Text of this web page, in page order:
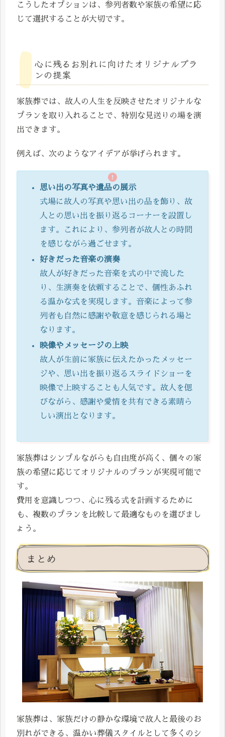
こうしたオプションは、参列者数や家族の希望に応
じて選択することが大切です。
心に残るお別れに向けたオリジナルプラ
ンの提案
家族葬では、故人の人生を反映させたオリジナルな
プランを取り入れることで、特別な見送りの場を演
出できます。
例えば、次のようなアイデアが挙げられます。
思い出の写真や遺品の展示
式場に故人の写真や思い出の品を飾り、故
人との思い出を振り返るコーナーを設置し
ます。これにより、参列者が故人との時間
を感じながら過ごせます。
好きだった音楽の演奏
故人が好きだった音楽を式の中で流した
り、生演奏を依頼することで、個性あふれ
る温かな式を実現します。音楽によって参
列者も自然に感謝や敬意を感じられる場と
なります。
映像やメッセージの上映
故人が生前に家族に伝えたかったメッセー
ジや、思い出を振り返るスライドショーを
映像で上映することも人気です。故人を偲
びながら、感謝や愛情を共有できる素晴ら
しい演出となります。
家族葬はシンプルながらも自由度が高く、個々の家
族の希望に応じてオリジナルのプランが実現可能で
す。
費用を意識しつつ、心に残る式を計画するために
も、複数のプランを比較して最適なものを選びまし
ょう。
まとめ
家族葬は、家族だけの静かな環境で故人と最後のお
別れができる、温かい葬儀スタイルとして多くのシ